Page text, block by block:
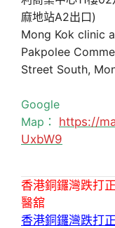
麻地站A2出口)
Mong Kok clinic
Pakpolee
Street South,
Google
Map： https://
UxbW9
香港銅鑼灣跌打
醫舘
香港銅鑼灣跌打